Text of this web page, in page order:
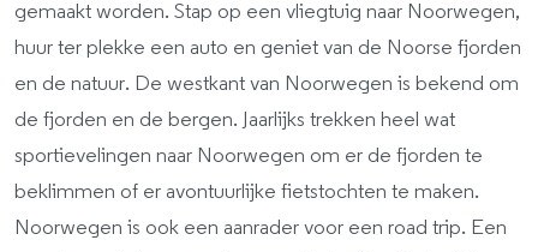
gemaakt worden. Stap op een vliegtuig naar Noorwegen,
huur ter plekke een auto en geniet van de Noorse fjorden
en de natuur. De westkant van Noorwegen is bekend om
de fjorden en de bergen. Jaarlijks trekken heel wat
sportievelingen naar Noorwegen om er de fjorden te
beklimmen of er avontuurlijke fietstochten te maken.
Noorwegen is ook een aanrader voor een road trip. Een